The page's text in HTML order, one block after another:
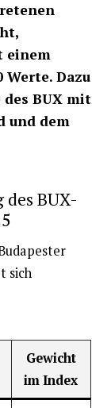
einem
Werte. Dazu
BUX mit
und dem
BUX-
sich
Gewicht
im Index